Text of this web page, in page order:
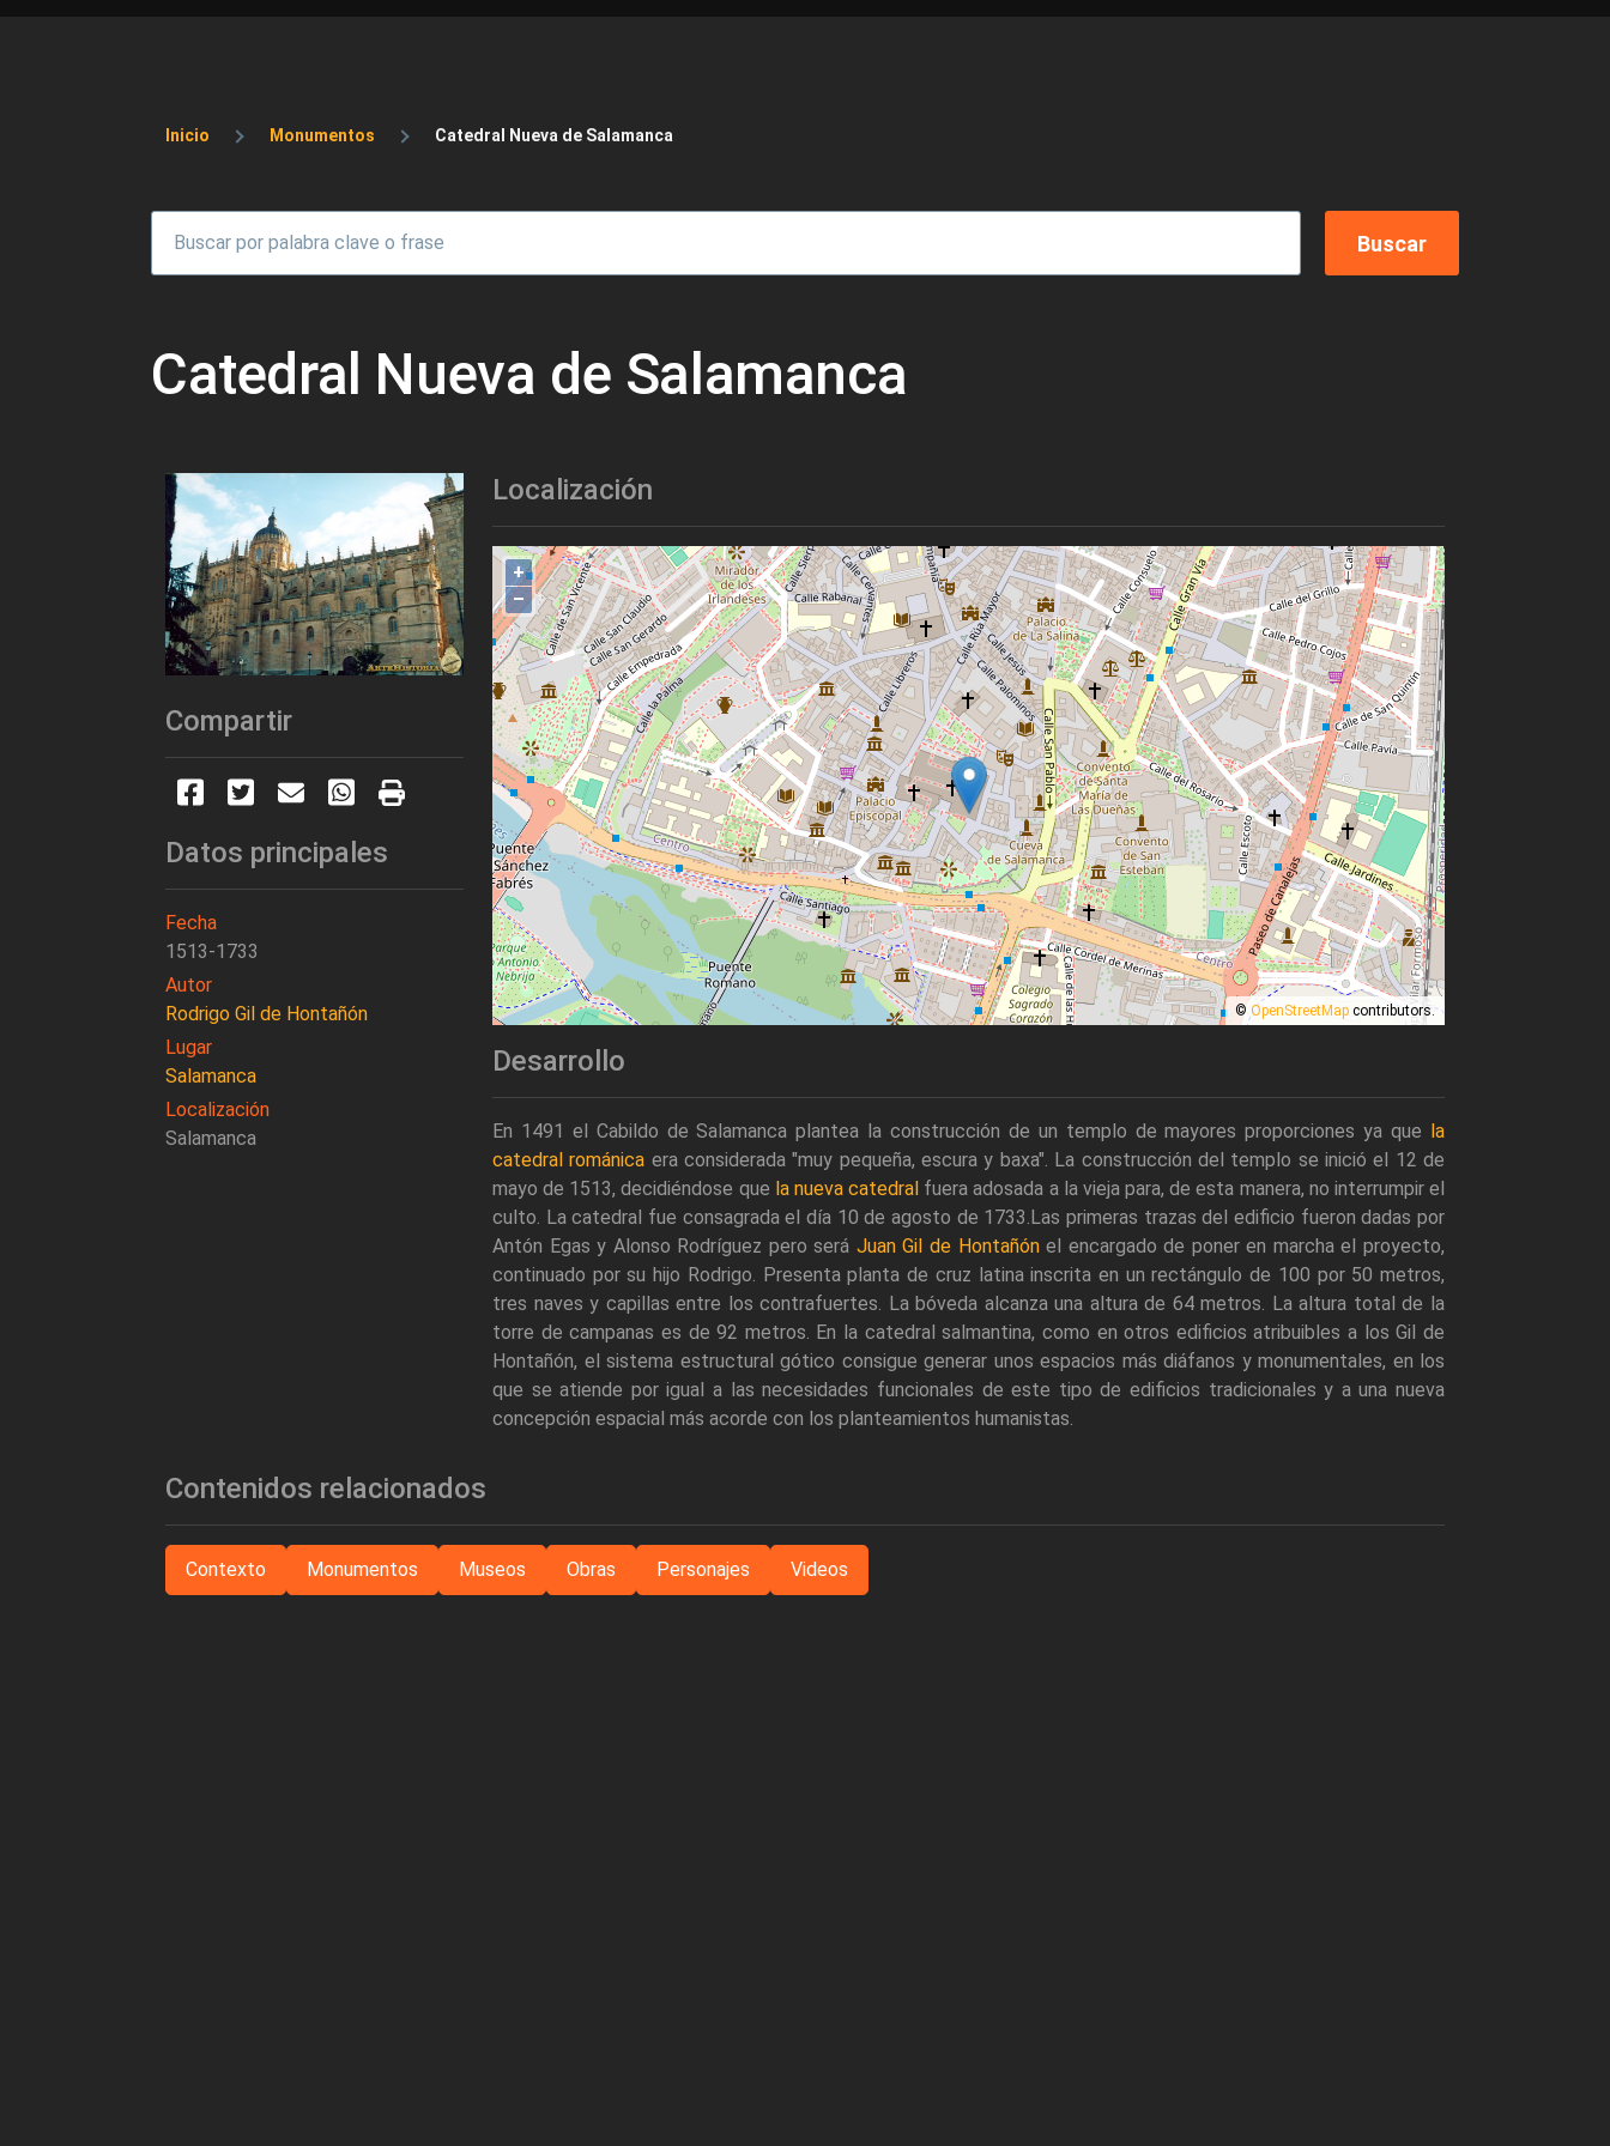
Sobrescribir enlaces de ayuda a la navegación
Inicio Monumentos Catedral Nueva de Salamanca
Catedral Nueva de Salamanca
Compartir
Datos principales
Fecha
1513-1733
Autor
Rodrigo Gil de Hontañón
Lugar
Salamanca
Localización
Salamanca
Localización
+
–
© OpenStreetMap contributors.
Desarrollo
En 1491 el Cabildo de Salamanca plantea la construcción de un templo de mayores proporciones ya que la
catedral románica era considerada "muy pequeña, escura y baxa". La construcción del templo se inició el 12 de
mayo de 1513, decidiéndose que la nueva catedral fuera adosada a la vieja para, de esta manera, no interrumpir el
culto. La catedral fue consagrada el día 10 de agosto de 1733.Las primeras trazas del edificio fueron dadas por
Antón Egas y Alonso Rodríguez pero será Juan Gil de Hontañónel encargado de poner en marcha el proyecto,
continuado por su hijo Rodrigo. Presenta planta de cruz latina inscrita en un rectángulo de 100 por 50 metros,
tres naves y capillas entre los contrafuertes. La bóveda alcanza una altura de 64 metros. La altura total de la
torre de campanas es de 92 metros. En la catedral salmantina, como en otros edificios atribuibles a los Gil de
Hontañón, el sistema estructural gótico consigue generar unos espacios más diáfanos y monumentales, en los
que se atiende por igual a las necesidades funcionales de este tipo de edificios tradicionales y a una nueva
concepción espacial más acorde con los planteamientos humanistas.
Contenidos relacionados
Contexto Monumentos Museos Obras Personajes Videos